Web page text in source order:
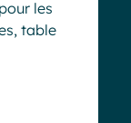
les
table